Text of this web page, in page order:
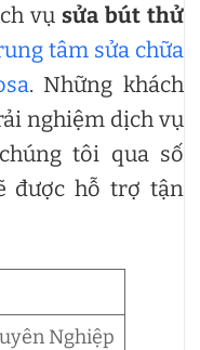
vụsửa bút thử
tâm sửa chữa
. Những khách
nghiệm dịch vụ
tôi qua số
được hỗ trợ tận
Nghiệp